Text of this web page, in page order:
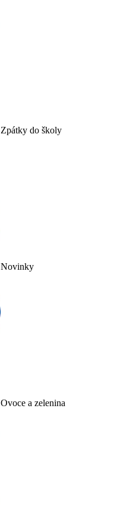
Zpátky do školy
Novinky
Ovoce a zelenina